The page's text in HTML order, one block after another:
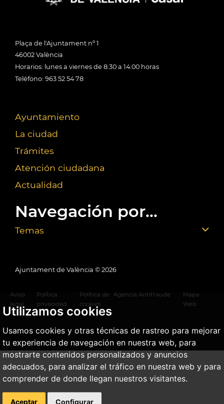
Utilizamos cookies
Usamos cookies y otras técnicas de rastreo para mejorar
tu experiencia de navegación en nuestra web, para
mostrarte contenidos personalizados y anuncios
adecuados, para analizar el tráfico en nuestra web y para
comprender de donde llegan nuestros visitantes.
Aceptar Configurar
Plaça de l'Ajuntament nº 1
46002 València
Horarios: lunes a viernes de 8:30 a 14:00 horas
Teléfono: 963 52 54 78
Ayuntamiento
La ciudad
Trámites
Atención ciudadana
Actualidad
Navegación por...
Temas
Ajuntament de València © 2026
Aviso
legal
Política
privacidad
Política de
cookies
Agencia Antifraude
Mapa
Web